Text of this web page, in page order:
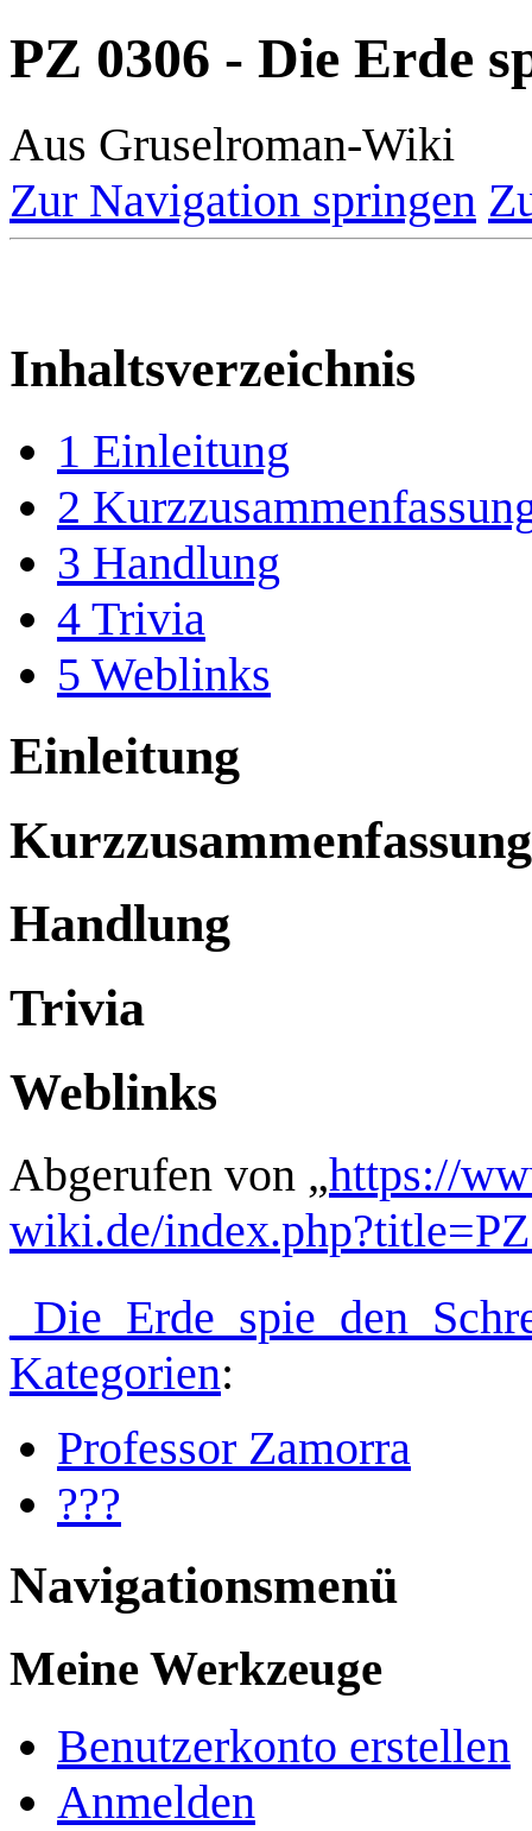
PZ 0306 - Die Erde
Aus Gruselroman-Wiki
Zur Navigation springen
Inhaltsverzeichnis
1 Einleitung
2
3 Handlung
4 Trivia
5 Weblinks
Einleitung
Kurzzusammenfassung
Handlung
Trivia
Weblinks
Abgerufen von „https://
wiki.de/
Kategorien:
Professor Zamorra
???
Navigationsmenü
Meine Werkzeuge
Benutzerkonto erstellen
Anmelden